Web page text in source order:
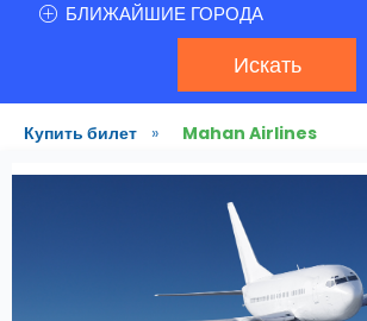
БЛИЖАЙШИЕ ГОРОДА
Искать
Купить билет » Mahan Airlines